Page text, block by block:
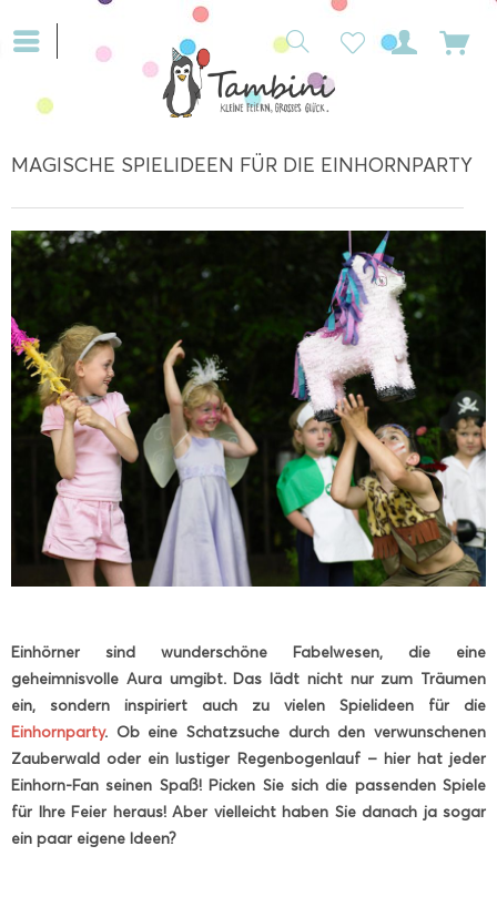
MAGISCHE SPIELIDEEN FÜR DIE EINHORNPARTY
Einhörner sind wunderschöne Fabelwesen, die eine
geheimnisvolle Aura umgibt. Das lädt nicht nur zum Träumen
ein, sondern inspiriert auch zu vielen Spielideen für die
Einhornparty. Ob eine Schatzsuche durch den verwunschenen
Zauberwald oder ein lustiger Regenbogenlauf – hier hat jeder
Einhorn-Fan seinen Spaß! Picken Sie sich die passenden Spiele
für Ihre Feier heraus! Aber vielleicht haben Sie danach ja sogar
ein paar eigene Ideen?